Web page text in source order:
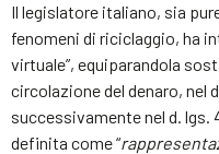
Il legislatore italiano, sia
fenomeni di riciclaggio, ha
virtuale”, equiparandola
circolazione del denaro, nel
successivamente nel d. lgs.
definita come “